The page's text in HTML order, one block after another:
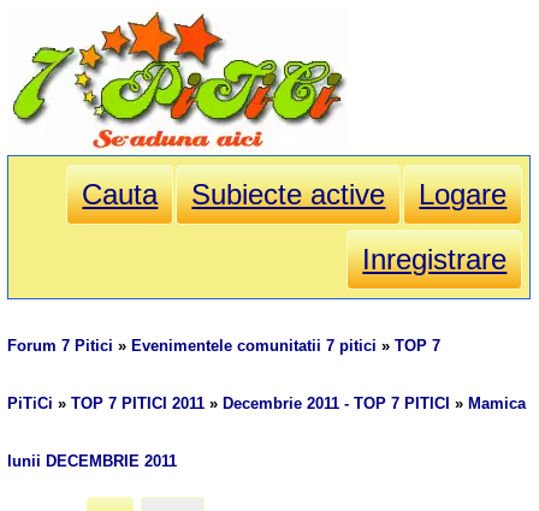
Cauta Subiecte active
Logare
Inregistrare
Forum 7 Pitici » Evenimentele comunitatii 7 pitici »TOP 7
PiTiCi »TOP 7 PITICI 2011 » Decembrie 2011 - TOP 7 PITICI » Mamica
lunii DECEMBRIE 2011